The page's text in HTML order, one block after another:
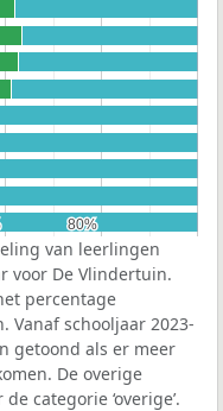
80%
80%
van leerlingen
voor De Vlindertuin.
percentage
schooljaar 2023-
getoond als er meer
De overige
categorie ‘overige’.